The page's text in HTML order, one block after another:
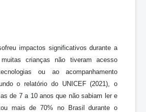
impactos significativos durante a
crianças não tiveram acesso
ou ao acompanhamento
o relatório do UNICEF (2021), o
de 7 a 10 anos que não sabiam ler e
mais de 70% no Brasil durante o